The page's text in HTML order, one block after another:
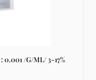
0.001 /G/ML/ 3-17%